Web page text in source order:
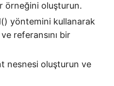
örneğini oluşturun.
yöntemini kullanarak
referansını bir
nesnesi oluşturun ve